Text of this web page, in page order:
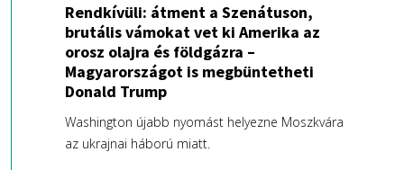
Rendkívüli: átment a Szenátuson,
brutális vámokat vet ki Amerika az
orosz olajra és földgázra –
Magyarországot is megbüntetheti
Donald Trump
Washington újabb nyomást helyezne Moszkvára
az ukrajnai háború miatt.